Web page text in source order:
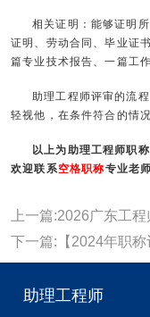
相关证明：能够证明
证明、劳动合同、毕业证
篇专业技术报告、一篇工
助理工程师评审的流
轻视他，在条件符合的情
以上为助理工程师职
欢迎联系空格职称专业老
助理工程师